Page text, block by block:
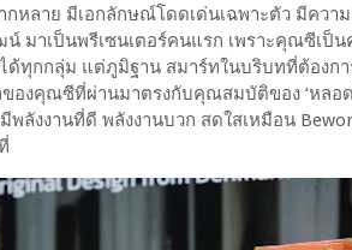
หลาย มีเอกลักษณ์โดดเด่นเฉพาะตัว มีควา
มาเป็นพรีเซนเตอร์คนแรก เพราะคุณซีเป็
ได้ทุกกลุ่ม แต่ภูมิฐาน สมาร์ทในบริบทที่ต้องก
องคุณซีที่ผ่านมาตรงกับคุณสมบัติของ ‘หลอด
พลังงานที่ดี พลังงานบวก สดใสเหมือน